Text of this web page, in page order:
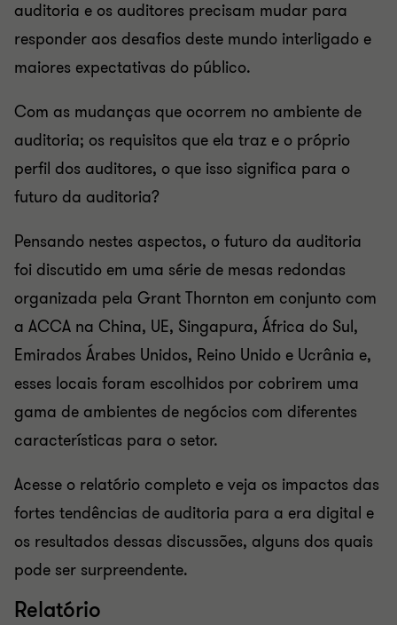
auditoria e os auditores precisam mudar para
responder aos desafios deste mundo interligado e
maiores expectativas do público.
Com as mudanças que ocorrem no ambiente de
auditoria; os requisitos que ela traz e o próprio
perfil dos auditores, o que isso significa para o
futuro da auditoria?
Pensando nestes aspectos, o futuro da auditoria
foi discutido em uma série de mesas redondas
organizada pela Grant Thornton em conjunto com
a ACCA na China, UE, Singapura, África do Sul,
Emirados Árabes Unidos, Reino Unido e Ucrânia e,
esses locais foram escolhidos por cobrirem uma
gama de ambientes de negócios com diferentes
características para o setor.
Acesse o relatório completo e veja os impactos das
fortes tendências de auditoria para a era digital e
os resultados dessas discussões, alguns dos quais
pode ser surpreendente.
Relatório